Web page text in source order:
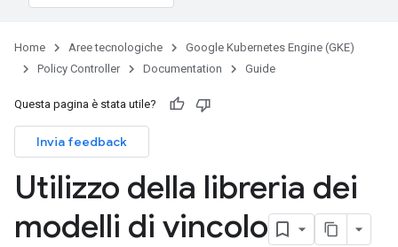
Home Aree tecnologiche
Google Kubernetes Engine (GKE)
Policy Controller
Documentation Guide
Questa pagina è stata utile?
Invia feedback
Utilizzo della libreria dei
modelli di vincolo